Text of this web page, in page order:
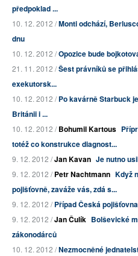
předpoklad ...
10. 12. 2012 /Monti odchází,
dnu
10. 12. 2012 /Opozice bude
21. 11. 2012 /Šest právníků se
exekutorsk...
10. 12. 2012 /Po kavárně Starbuck
Británii i ...
10. 12. 2012 /Bohumil Kartous
totéž co konstrukce diagnost...
9. 12. 2012 /Jan Kavan Je nutno
9. 12. 2012 /Petr Nachtmann Když
pojišťovně, zaváže vás, zdá s...
9. 12. 2012 /Případ Česká
9. 12. 2012 /Jan Čulík Bolševické
zákonodárců
10. 12. 2012 /Nezmocněné